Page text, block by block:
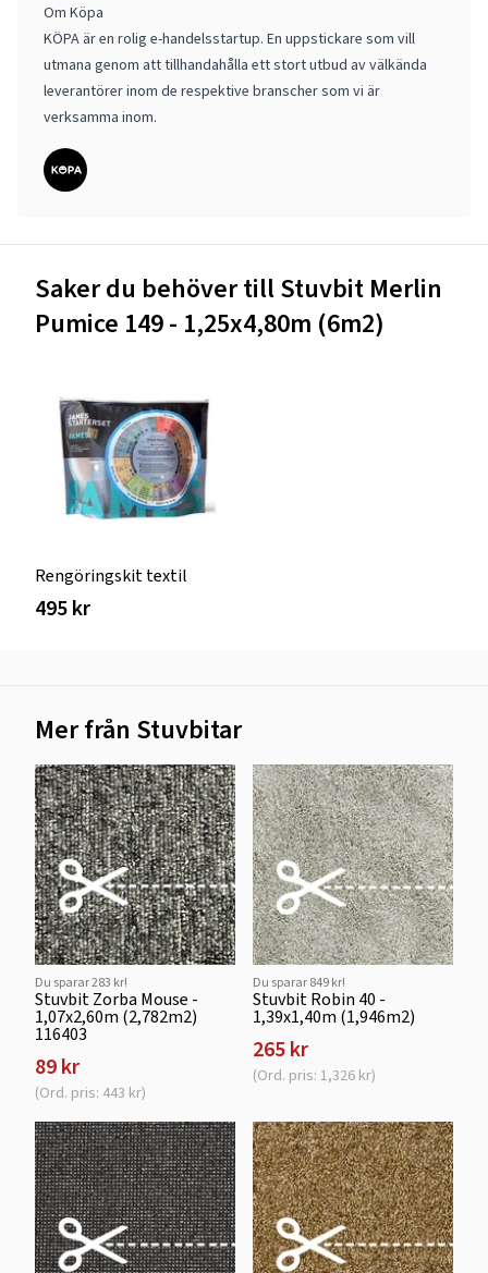
Om Köpa
KÖPA är en rolig e-handelsstartup. En uppstickare som vill
utmana genom att tillhandahålla ett stort utbud av välkända
leverantörer inom de respektive branscher som vi är
verksamma inom.
Saker du behöver till Stuvbit Merlin
Pumice 149 - 1,25x4,80m (6m2)
Rengöringskit textil
495 kr
Mer från Stuvbitar
Du sparar 283 kr!
Stuvbit Zorba Mouse -
1,07x2,60m (2,782m2)
116403
89 kr
(Ord. pris: 443 kr)
Du sparar 849 kr!
Stuvbit Robin 40 -
1,39x1,40m (1,946m2)
265 kr
(Ord. pris: 1,326 kr)